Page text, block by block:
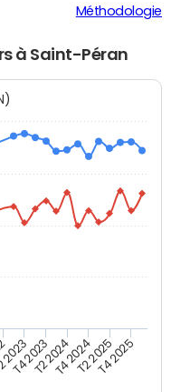
Méthodologie
à Saint-Péran
T4 2023T2 2024T4 2024T2 2025T4 2025